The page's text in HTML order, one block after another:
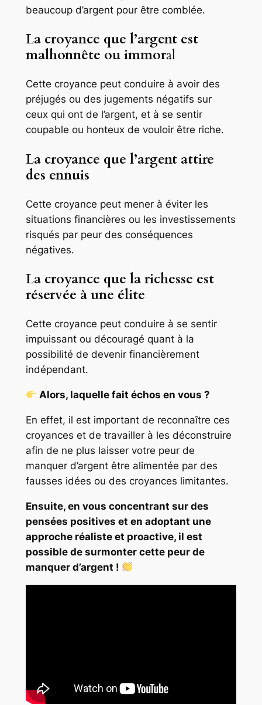
beaucoup d’argent pour être comblée.
La croyance que l’argent est
malhonnête ou immoral
Cette croyance peut conduire à avoir des
préjugés ou des jugements négatifs sur
ceux qui ont de l’argent, et à se sentir
coupable ou honteux de vouloir être riche.
La croyance que l’argent attire
des ennuis
Cette croyance peut mener à éviter les
situations financières ou les investissements
risqués par peur des conséquences
négatives.
La croyance que la richesse est
réservée à une élite
Cette croyance peut conduire à se sentir
impuissant ou découragé quant à la
possibilité de devenir financièrement
indépendant.
Alors, laquelle fait échos en vous ?
En effet, il est important de reconnaître ces
croyances et de travailler à les déconstruire
afin de ne plus laisser votre peur de
manquer d’argent être alimentée par des
fausses idées ou des croyances limitantes.
Ensuite, en vous concentrant sur des
pensées positives et en adoptant une
approche réaliste et proactive, il est
possible de surmonter cette peur de
manquer d’argent !